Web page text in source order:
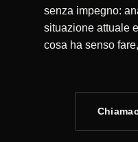
senza impegno:
situazione attuale
cosa ha senso